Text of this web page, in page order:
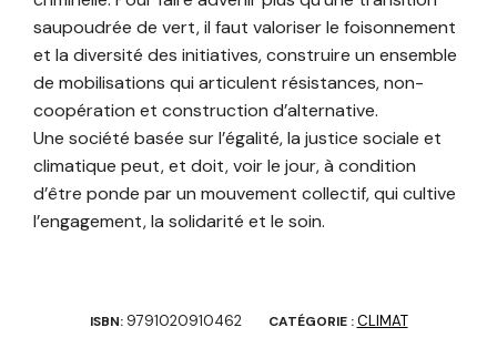
saupoudrée de vert, il faut valoriser le foisonnement
et la diversité des initiatives, construire un ensemble
de mobilisations qui articulent résistances, non-
coopération et construction d’alternative.
Une société basée sur l’égalité, la justice sociale et
climatique peut, et doit, voir le jour, à condition
d’être ponde par un mouvement collectif, qui cultive
l’engagement, la solidarité et le soin.
ISBN: 9791020910462 CATÉGORIE :CLIMAT